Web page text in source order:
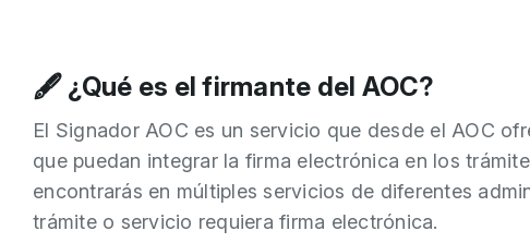
🖋️ ¿Qué es el firmante del AOC?
El Signador AOC es un servicio que desde el AOC
que puedan integrar la firma electrónica en los
encontrarás en múltiples servicios de diferentes
trámite o servicio requiera firma electrónica.